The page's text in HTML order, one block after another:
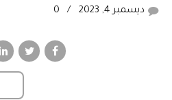
ديسمبر 4, 2023 0